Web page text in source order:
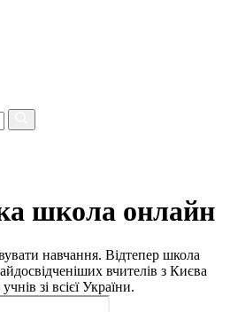
школа онлайн
навчання. Відтепер школа
вчителів з Києва
зі всієї України.